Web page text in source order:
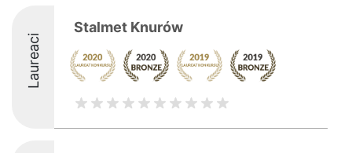
Laureaci
Stalmet Knurów